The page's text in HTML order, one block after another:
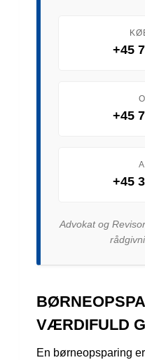
+45
+45
+45
Advokat og
VÆRDIFULD
En børneopsparing